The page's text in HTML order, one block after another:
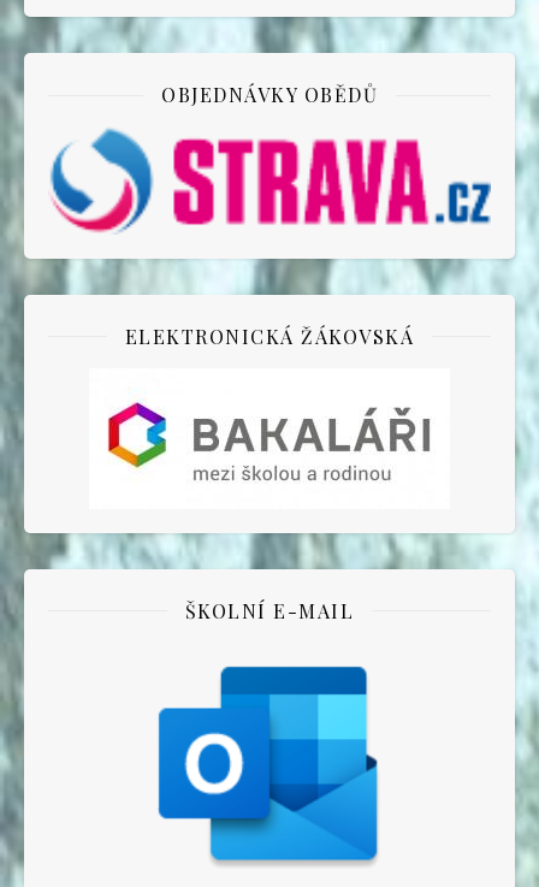
OBJEDNÁVKY OBĚDŮ
ELEKTRONICKÁ ŽÁKOVSKÁ
ŠKOLNÍ E-MAIL